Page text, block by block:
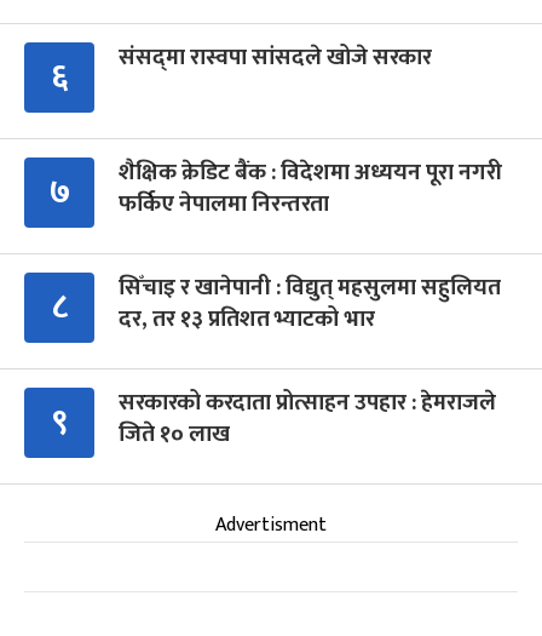
६ संसद्‍मा रास्वपा सांसदले खोजे सरकार
७
शैक्षिक क्रेडिट बैंक : विदेशमा अध्ययन पूरा नगरी
फर्किए नेपालमा निरन्तरता
८
सिँचाइ र खानेपानी : विद्युत् महसुलमा सहुलियत
दर, तर १३ प्रतिशत भ्याटको भार
९
सरकारको करदाता प्रोत्साहन उपहार : हेमराजले
जिते १० लाख
Advertisment